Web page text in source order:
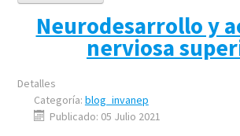
Neurodesarrollo y
nerviosa
Detalles
Categoría: blog_invanep
Publicado: 05 Julio 2021